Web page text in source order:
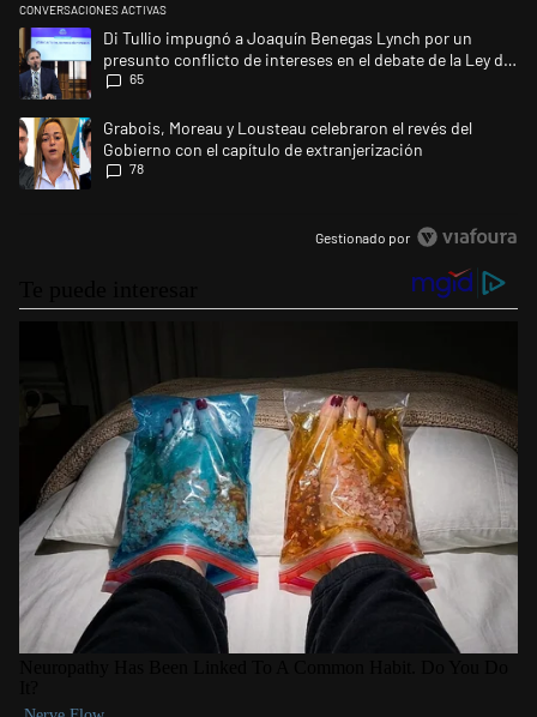
CONVERSACIONES ACTIVAS
Este listado muestra los artículos con más comentarios en los últimos
Un artículo de tendencia con el título "Di Tullio impugnó a Joaquín
Di Tullio impugnó a Joaquín Benegas Lynch por un
presunto conflicto de intereses en el debate de la Ley de
Tierras
65
Un artículo de tendencia con el título "Grabois, Moreau y Lousteau
Grabois, Moreau y Lousteau celebraron el revés del
Gobierno con el capítulo de extranjerización
78
Gestionado por